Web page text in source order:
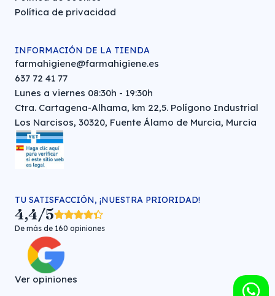
Política de privacidad
INFORMACIÓN DE LA TIENDA
farmahigiene@farmahigiene.es
637 72 41 77
Lunes a viernes 08:30h - 19:30h
Ctra. Cartagena-Alhama, km 22,5. Polígono Industrial
Los Narcisos, 30320, Fuente Álamo de Murcia, Murcia
TU SATISFACCIÓN, ¡NUESTRA PRIORIDAD!
4,4/5
De más de 160 opiniones
Ver opiniones